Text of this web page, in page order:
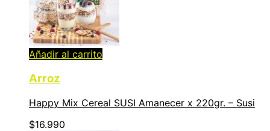
Añadir al carrito
Arroz
Happy Mix Cereal SUSI Amanecer x 220gr. – Susi
$16.990